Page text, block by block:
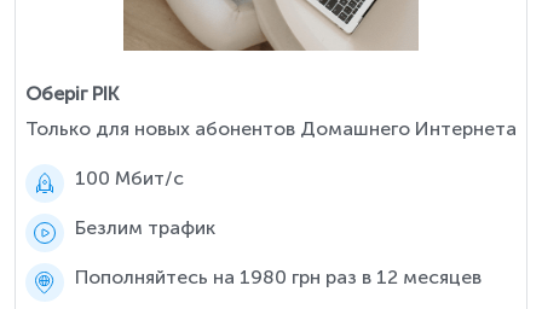
Оберіг РІК
Только для новых абонентов Домашнего Интернета
100 Мбит/c
Безлим трафик
Пополняйтесь на 1980 грн раз в 12 месяцев